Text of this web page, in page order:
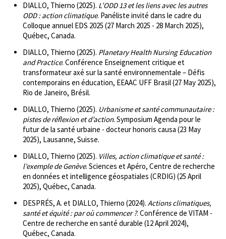
DIALLO, Thierno (2025). L’ODD 13 et les liens avec les autres
ODD : action climatique. Panéliste invité dans le cadre du
Colloque annuel EDS 2025 (27 March 2025 - 28 March 2025),
Québec, Canada.
DIALLO, Thierno (2025). Planetary Health Nursing Education
and Practice. Conférence Enseignement critique et
transformateur axé sur la santé environnementale – Défis
contemporains en éducation, EEAAC UFF Brasil (27 May 2025),
Rio de Janeiro, Brésil.
DIALLO, Thierno (2025). Urbanisme et santé communautaire :
pistes de réflexion et d’action. Symposium Agenda pour le
futur de la santé urbaine - docteur honoris causa (23 May
2025), Lausanne, Suisse.
DIALLO, Thierno (2025). Villes, action climatique et santé :
l’exemple de Genève. Sciences et Apéro, Centre de recherche
en données et intelligence géospatiales (CRDIG) (25 April
2025), Québec, Canada.
DESPRÉS, A. et DIALLO, Thierno (2024). Actions climatiques,
santé et équité : par où commencer ?. Conférence de VITAM -
Centre de recherche en santé durable (12 April 2024),
Québec, Canada.